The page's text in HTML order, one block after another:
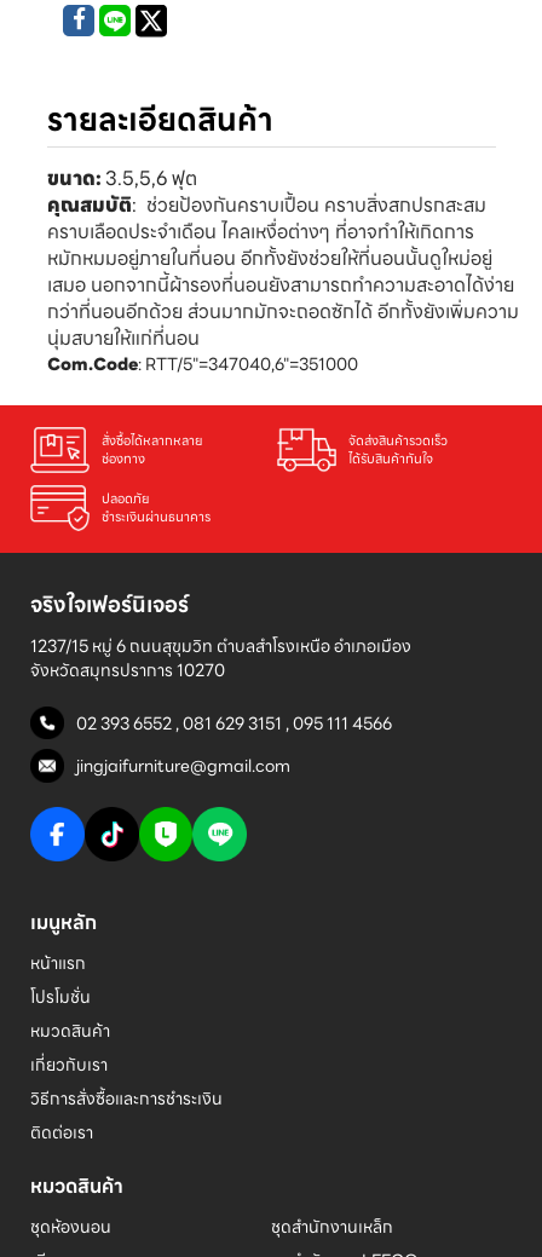
รายละเอียดสินค้า
ขนาด: 3.5,5,6 ฟุต
คุณสมบัติ: ช่วยป้องกันคราบเปื้อน คราบสิ่งสกปรกสะสม
คราบเลือดประจำเดือน ไคลเหงื่อต่างๆ ที่อาจทำให้เกิดการ
หมักหมมอยู่ภายในที่นอน อีกทั้งยังช่วยให้ที่นอนนั้นดูใหม่อยู่
เสมอ นอกจากนี้ผ้ารองที่นอนยังสามารถทำความสะอาดได้ง่าย
กว่าที่นอนอีกด้วย ส่วนมากมักจะถอดซักได้ อีกทั้งยังเพิ่มความ
นุ่มสบายให้แก่ที่นอน
Com.Code: RTT/5"=347040,6"=351000
สั่งซื้อได้หลากหลาย
ช่องทาง
จัดส่งสินค้ารวดเร็ว
ได้รับสินค้าทันใจ
ปลอดภัย
ชำระเงินผ่านธนาคาร
จริงใจเฟอร์นิเจอร์
1237/15 หมู่ 6 ถนนสุขุมวิท ตำบลสำโรงเหนือ อำเภอเมือง
จังหวัดสมุทรปราการ 10270
02 393 6552,081 629 3151 ,095 111 4566
jingjaifurniture@gmail.com
เมนูหลัก
หน้าแรก
โปรโมชั่น
หมวดสินค้า
เกี่ยวกับเรา
วิธีการสั่งซื้อและการชำระเงิน
ติดต่อเรา
หมวดสินค้า
ชุดห้องนอน
ชุดสำนักงานเหล็ก